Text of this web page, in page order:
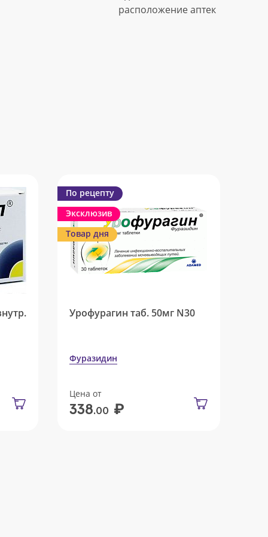
расположение аптек
По рецепту
Эксклюзив
Товар дня
Урофурагин таб. 50мг N30
Фуразидин
Цена от
338.00 ₽